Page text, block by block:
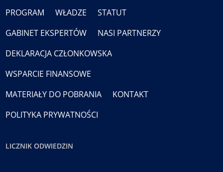
PROGRAM WŁADZE
STATUT
GABINET EKSPERTÓW
NASI PARTNERZY
DEKLARACJA CZŁONKOWSKA
WSPARCIE FINANSOWE
MATERIAŁY DO POBRANIA
KONTAKT
POLITYKA PRYWATNOŚCI
LICZNIK ODWIEDZIN